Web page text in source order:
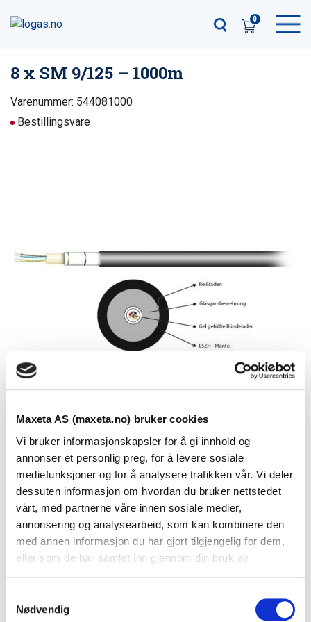
Maxeta AS (maxeta.no) bruker cookies
Vi bruker informasjonskapsler for å gi innhold og
annonser et personlig preg, for å levere sosiale
mediefunksjoner og for å analysere trafikken vår. Vi deler
dessuten informasjon om hvordan du bruker nettstedet
vårt, med partnerne våre innen sosiale medier,
annonsering og analysearbeid, som kan kombinere den
med annen informasjon du har gjort tilgjengelig for dem,
eller som de har samlet inn gjennom din bruk av
Nødvendig
0
Se dokumenter
Dokumenter
8 x SM 9/125 – 1000m
Varenummer: 544081000
Bestillingsvare